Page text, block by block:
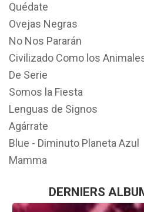
Quédate
Ovejas Negras
No Nos Pararán
Civilizado Como los
De Serie
Somos la Fiesta
Lenguas de Signos
Agárrate
Blue - Diminuto Planeta Azul
Mamma
DERNIERS